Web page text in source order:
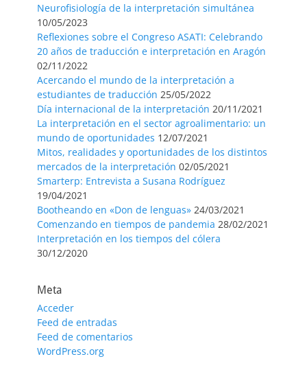
Neurofisiología de la interpretación simultánea
10/05/2023
Reflexiones sobre el Congreso ASATI: Celebrando
20 años de traducción e interpretación en Aragón
02/11/2022
Acercando el mundo de la interpretación a
estudiantes de traducción 25/05/2022
Día internacional de la interpretación 20/11/2021
La interpretación en el sector agroalimentario: un
mundo de oportunidades 12/07/2021
Mitos, realidades y oportunidades de los distintos
mercados de la interpretación 02/05/2021
Smarterp: Entrevista a Susana Rodríguez
19/04/2021
Bootheando en «Don de lenguas» 24/03/2021
Comenzando en tiempos de pandemia 28/02/2021
Interpretación en los tiempos del cólera
30/12/2020
Meta
Acceder
Feed de entradas
Feed de comentarios
WordPress.org